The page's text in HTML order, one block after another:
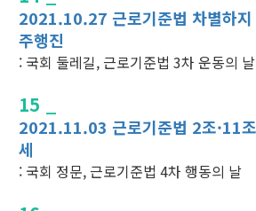
2021.10.27 근로기준법 차별하
주행진
: 국회 둘레길, 근로기준법 3차 운동의 날
15 _
2021.11.03 근로기준법 2조·11
세
: 국회 정문, 근로기준법 4차 행동의 날